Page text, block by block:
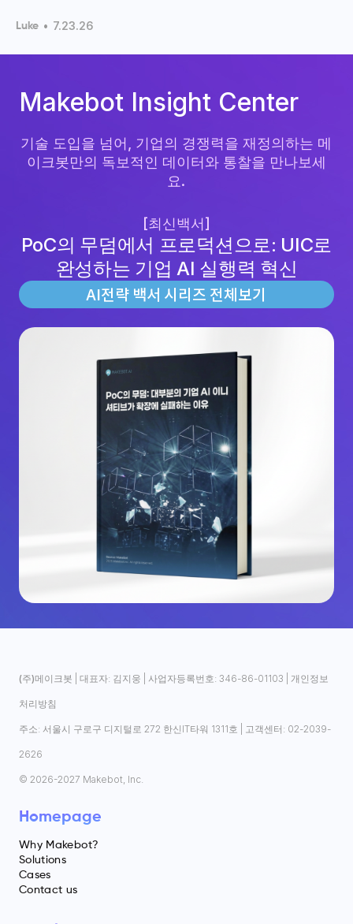
Luke • 7.23.26
Makebot Insight Center
기술 도입을 넘어, 기업의 경쟁력을 재정의하는 메
이크봇만의 독보적인 데이터와 통찰을 만나보세
요.
[최신백서]
PoC의 무덤에서 프로덕션으로: UIC로
완성하는 기업 AI 실행력 혁신
AI전략 백서 시리즈 전체보기
(주)메이크봇 | 대표자: 김지웅 | 사업자등록번호: 346-86-01103 | 개인정보
처리방침
주소: 서울시 구로구 디지털로 272 한신IT타워 1311호 | 고객센터: 02-2039-
2626
© 2026-2027 Makebot, Inc.
Homepage
Why Makebot?
Solutions
Cases
Contact us